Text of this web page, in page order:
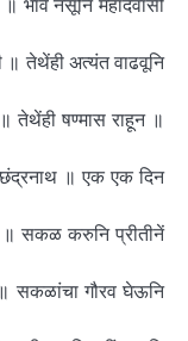
॥ तेथेंही अत्यंत वाढवूनि
तेथेंही षण्मास राहून ॥
॥ एक एक दिन
॥ सकळ करुनि प्रीतीनें
॥ सकळांचा गौरव घेऊनि